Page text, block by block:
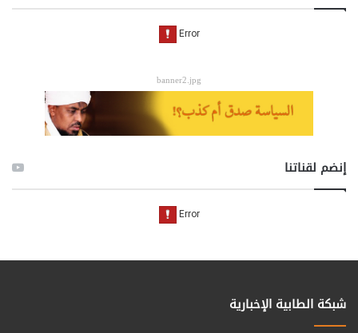
banner2.jpg
إنضم لقناتنا
شبكة الطابية الإخبارية